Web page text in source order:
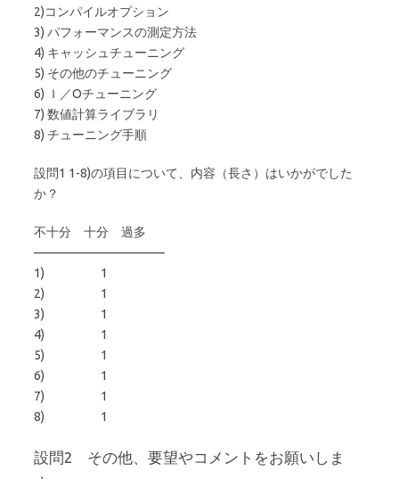
2)コンパイルオプション
3) パフォーマンスの測定方法
4) キャッシュチューニング
5) その他のチューニング
6) Ｉ／Oチューニング
7) 数値計算ライブラリ
8) チューニング手順
設問1 1-8)の項目について、内容（長さ）はいかがでした
か？
不十分 十分 過多
——————————–
1) 1
2) 1
3) 1
4) 1
5) 1
6) 1
7) 1
8) 1
設問2 その他、要望やコメントをお願いしま